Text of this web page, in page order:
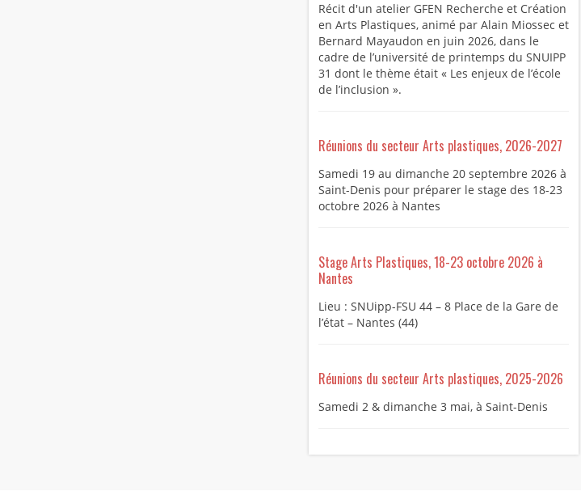
Récit d'un atelier GFEN Recherche et Création
en Arts Plastiques, animé par Alain Miossec et
Bernard Mayaudon en juin 2026, dans le
cadre de l’université de printemps du SNUIPP
31 dont le thème était « Les enjeux de l’école
de l’inclusion ».
Réunions du secteur Arts plastiques, 2026-2027
Samedi 19 au dimanche 20 septembre 2026 à
Saint-Denis pour préparer le stage des 18-23
octobre 2026 à Nantes
Stage Arts Plastiques, 18-23 octobre 2026 à
Nantes
Lieu : SNUipp-FSU 44 – 8 Place de la Gare de
l’état – Nantes (44)
Réunions du secteur Arts plastiques, 2025-2026
Samedi 2 & dimanche 3 mai, à Saint-Denis